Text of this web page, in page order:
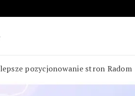
pozycjonowanie stron Radom